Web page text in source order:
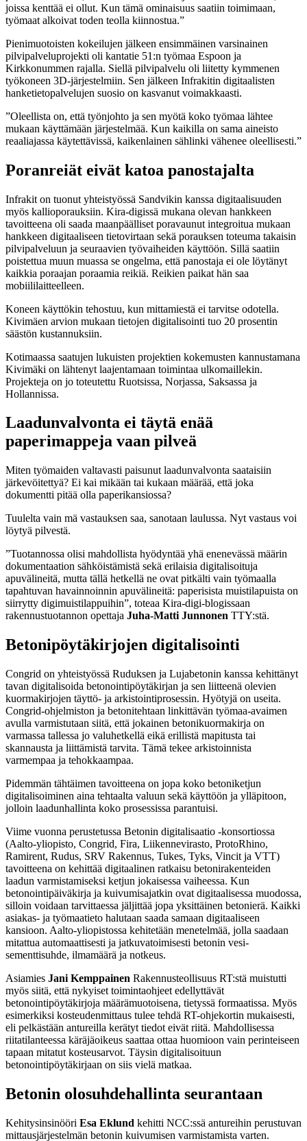
joissa kenttää ei ollut. Kun tämä ominaisuus saatiin toimimaan,
työmaat alkoivat toden teolla kiinnostua.”
Pienimuotoisten kokeilujen jälkeen ensimmäinen varsinainen
pilvipalveluprojekti oli kantatie 51:n työmaa Espoon ja
Kirkkonummen rajalla. Siellä pilvipalvelu oli liitetty kymmenen
työkoneen 3D-järjestelmiin. Sen jälkeen Infrakitin digitaalisten
hanketietopalvelujen suosio on kasvanut voimakkaasti.
”Oleellista on, että työnjohto ja sen myötä koko työmaa lähtee
mukaan käyttämään järjestelmää. Kun kaikilla on sama aineisto
reaaliajassa käytettävissä, kaikenlainen sählinki vähenee oleellisesti.”
Poranreiät eivät katoa panostajalta
Infrakit on tuonut yhteistyössä Sandvikin kanssa digitaalisuuden
myös kallioporauksiin. Kira-digissä mukana olevan hankkeen
tavoitteena oli saada maanpäälliset poravaunut integroitua mukaan
hankkeen digitaaliseen tietovirtaan sekä porauksen toteuma takaisin
pilvipalveluun ja seuraavien työvaiheiden käyttöön. Sillä saatiin
poistettua muun muassa se ongelma, että panostaja ei ole löytänyt
kaikkia poraajan poraamia reikiä. Reikien paikat hän saa
mobiililaitteelleen.
Koneen käyttökin tehostuu, kun mittamiestä ei tarvitse odotella.
Kivimäen arvion mukaan tietojen digitalisointi tuo 20 prosentin
säästön kustannuksiin.
Kotimaassa saatujen lukuisten projektien kokemusten kannustamana
Kivimäki on lähtenyt laajentamaan toimintaa ulkomaillekin.
Projekteja on jo toteutettu Ruotsissa, Norjassa, Saksassa ja
Hollannissa.
Laadunvalvonta ei täytä enää
paperimappeja vaan pilveä
Miten työmaiden valtavasti paisunut laadunvalvonta saataisiin
järkevöitettyä? Ei kai mikään tai kukaan määrää, että joka
dokumentti pitää olla paperikansiossa?
Tuulelta vain mä vastauksen saa, sanotaan laulussa. Nyt vastaus voi
löytyä pilvestä.
”Tuotannossa olisi mahdollista hyödyntää yhä enenevässä määrin
dokumentaation sähköistämistä sekä erilaisia digitalisoituja
apuvälineitä, mutta tällä hetkellä ne ovat pitkälti vain työmaalla
tapahtuvan havainnoinnin apuvälineitä: paperisista muistilapuista on
siirrytty digimuistilappuihin”, toteaa Kira-digi-blogissaan
rakennustuotannon opettaja Juha-Matti Junnonen TTY:stä.
Betonipöytäkirjojen digitalisointi
Congrid on yhteistyössä Ruduksen ja Lujabetonin kanssa kehittänyt
tavan digitalisoida betonointipöytäkirjan ja sen liitteenä olevien
kuormakirjojen täyttö- ja arkistointiprosessin. Hyötyjä on useita.
Congrid-ohjelmiston ja betonitehtaan linkittävän työmaa-avaimen
avulla varmistutaan siitä, että jokainen betonikuormakirja on
varmassa tallessa jo valuhetkellä eikä erillistä mapitusta tai
skannausta ja liittämistä tarvita. Tämä tekee arkistoinnista
varmempaa ja tehokkaampaa.
Pidemmän tähtäimen tavoitteena on jopa koko betoniketjun
digitalisoiminen aina tehtaalta valuun sekä käyttöön ja ylläpitoon,
jolloin laadunhallinta koko prosessissa parantuisi.
Viime vuonna perustetussa Betonin digitalisaatio -konsortiossa
(Aalto-yliopisto, Congrid, Fira, Liikennevirasto, ProtoRhino,
Ramirent, Rudus, SRV Rakennus, Tukes, Tyks, Vincit ja VTT)
tavoitteena on kehittää digitaalinen ratkaisu betonirakenteiden
laadun varmistamiseksi ketjun jokaisessa vaiheessa. Kun
betonointipäiväkirja ja kuivumisajatkin ovat digitaalisessa muodossa,
silloin voidaan tarvittaessa jäljittää jopa yksittäinen betonierä. Kaikki
asiakas- ja työmaatieto halutaan saada samaan digitaaliseen
kansioon. Aalto-yliopistossa kehitetään menetelmää, jolla saadaan
mitattua automaattisesti ja jatkuvatoimisesti betonin vesi-
sementtisuhde, ilmamäärä ja notkeus.
Asiamies Jani Kemppainen Rakennusteollisuus RT:stä muistutti
myös siitä, että nykyiset toimintaohjeet edellyttävät
betonointipöytäkirjoja määrämuotoisena, tietyssä formaatissa. Myös
esimerkiksi kosteudenmittaus tulee tehdä RT-ohjekortin mukaisesti,
eli pelkästään antureilla kerätyt tiedot eivät riitä. Mahdollisessa
riitatilanteessa käräjäoikeus saattaa ottaa huomioon vain perinteiseen
tapaan mitatut kosteusarvot. Täysin digitalisoituun
betonointipöytäkirjaan on siis vielä matkaa.
Betonin olosuhdehallinta seurantaan
Kehitysinsinööri Esa Eklund kehitti NCC:ssä antureihin perustuvan
mittausjärjestelmän betonin kuivumisen varmistamista varten.